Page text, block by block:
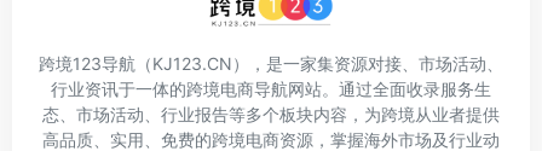
跨境123导航（KJ123.CN），是一家集资源对接、市场活动、
行业资讯于一体的跨境电商导航网站。通过全面收录服务生
态、市场活动、行业报告等多个板块内容，为跨境从业者提供
高品质、实用、免费的跨境电商资源，掌握海外市场及行业动